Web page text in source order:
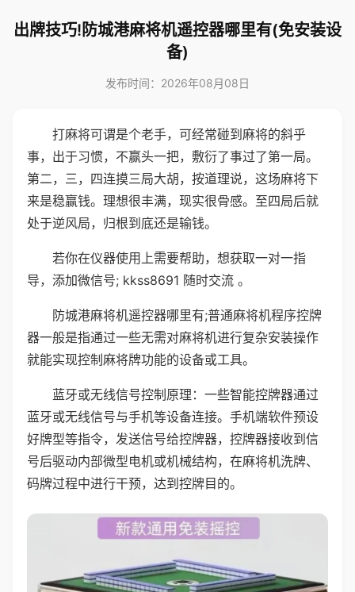
出牌技巧!防城港麻将机遥控器哪里有(免安装设
备)
发布时间：2026年08月08日
打麻将可谓是个老手，可经常碰到麻将的斜乎
事，出于习惯，不赢头一把，敷衍了事过了第一局。
第二，三，四连摸三局大胡，按道理说，这场麻将下
来是稳赢钱。理想很丰满，现实很骨感。至四局后就
处于逆风局，归根到底还是输钱。
若你在仪器使用上需要帮助，想获取一对一指
导，添加微信号; kkss8691 随时交流 。
防城港麻将机遥控器哪里有;普通麻将机程序控牌
器一般是指通过一些无需对麻将机进行复杂安装操作
就能实现控制麻将牌功能的设备或工具。
蓝牙或无线信号控制原理：一些智能控牌器通过
蓝牙或无线信号与手机等设备连接。手机端软件预设
好牌型等指令，发送信号给控牌器，控牌器接收到信
号后驱动内部微型电机或机械结构，在麻将机洗牌、
码牌过程中进行干预，达到控牌目的。